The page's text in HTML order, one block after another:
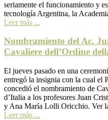
seriamente el funcionamiento y
tecnología Argentina, la
Leer más ...
Nombramiento del Ac.
Cavaliere dell’Ordine
El jueves pasado en una
entregó la insignia con la cual el
concedió el nombramiento de
d’Italia a los profesores Juan
y Ana María Lolli Oricchio. Ver
Leer más ...